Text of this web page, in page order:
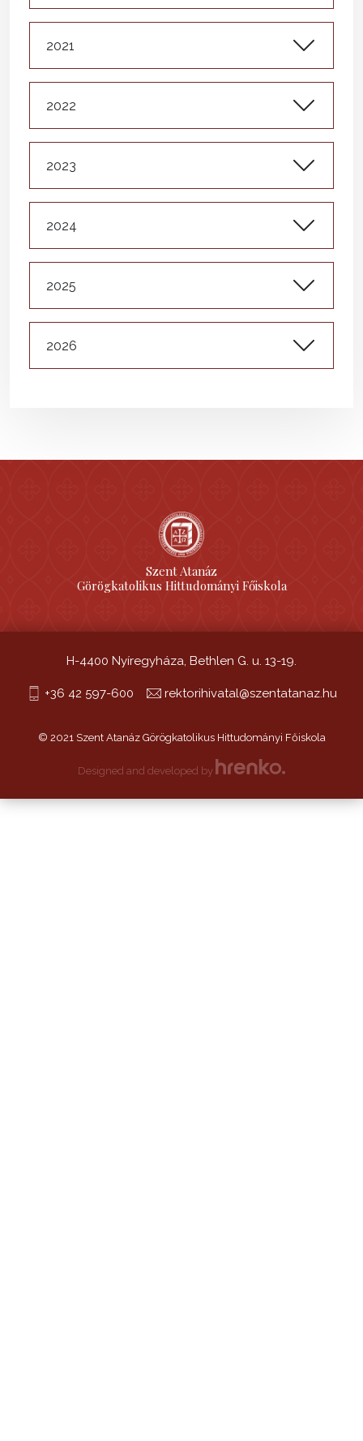
2021
2022
2023
2024
2025
2026
Szent Atanáz
Görögkatolikus Hittudományi Főiskola
H-4400 Nyíregyháza, Bethlen G. u. 13-19.
+36 42 597-600 rektorihivatal@szentatanaz.hu
© 2021 Szent Atanáz Görögkatolikus Hittudományi Főiskola
Designed and developed by